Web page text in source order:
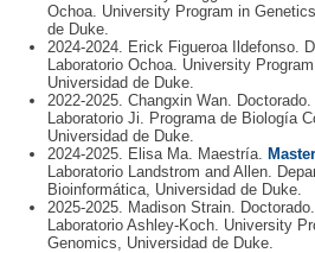
Ochoa. University Program in
de Duke.
2024-2024. Erick Figueroa Ildefonso.
Laboratorio Ochoa. University
Universidad de Duke.
2022-2025. Changxin Wan. Doctorado.
Laboratorio Ji. Programa de Biología
Universidad de Duke.
2024-2025. Elisa Ma. Maestría.
Laboratorio Landstrom and Allen.
Bioinformática, Universidad de Duke.
2025-2025. Madison Strain. Doctorado.
Laboratorio Ashley-Koch. University
Genomics, Universidad de Duke.